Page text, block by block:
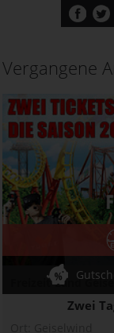
Vergangene
Freizeit-Land
Zwei